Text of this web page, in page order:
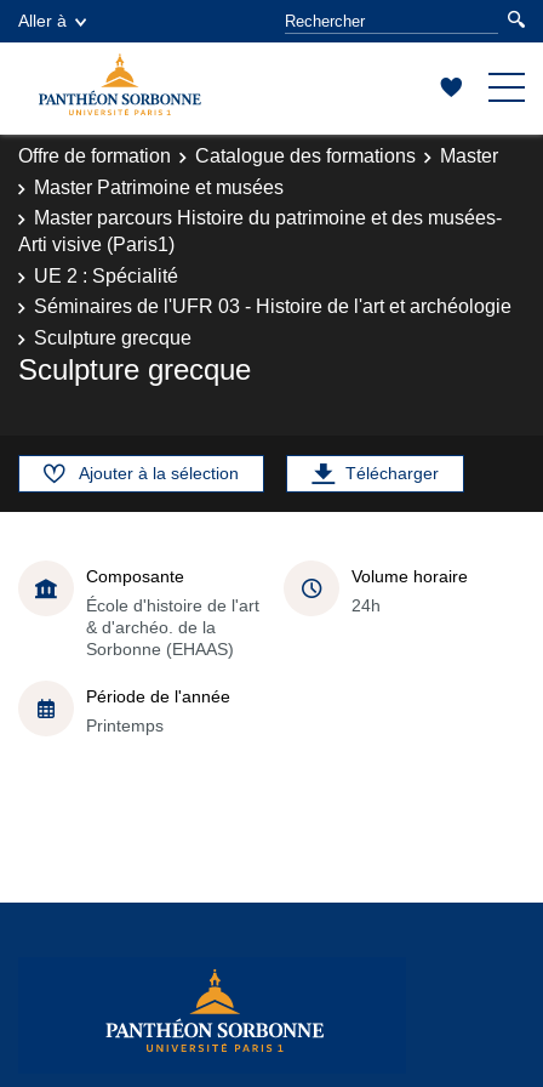
Aller à
Offre de formation Catalogue des formations
Master
Master Patrimoine et musées
Master parcours Histoire du patrimoine et des musées-
Arti visive (Paris1)
UE 2 : Spécialité
Séminaires de l'UFR 03 - Histoire de l'art et archéologie
Sculpture grecque
Sculpture grecque
Ajouter à la sélection Télécharger
Composante
École d'histoire de l'art
& d'archéo. de la
Sorbonne (EHAAS)
Volume horaire
24h
Période de l'année
Printemps